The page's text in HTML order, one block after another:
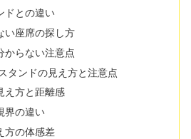
ドとの違い
い座席の探し方
からない注意点
タンドの見え方と注意点
え方と距離感
界の違い
方の体感差